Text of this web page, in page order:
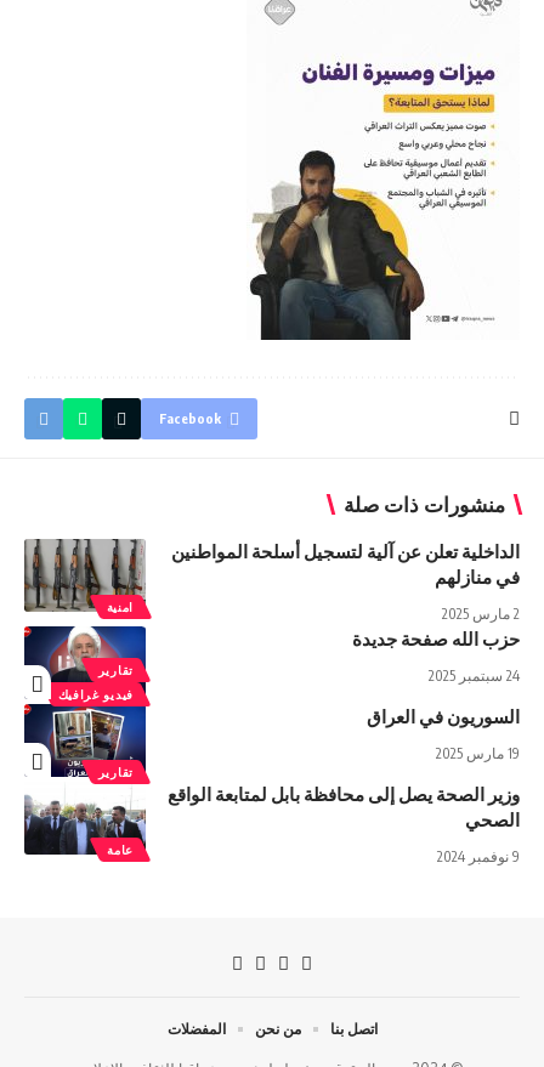
Facebook
منشورات ذات صلة
امنية
الداخلية تعلن عن آلية لتسجيل أسلحة المواطنين
في منازلهم
2 مارس 2025
تقارير
فيديو غرافيك
حزب الله صفحة جديدة
24 سبتمبر 2025
تقارير
السوريون في العراق
19 مارس 2025
عامة
وزير الصحة يصل إلى محافظة بابل لمتابعة الواقع
الصحي
9 نوفمبر 2024
اتصل بنا من نحن المفضلات